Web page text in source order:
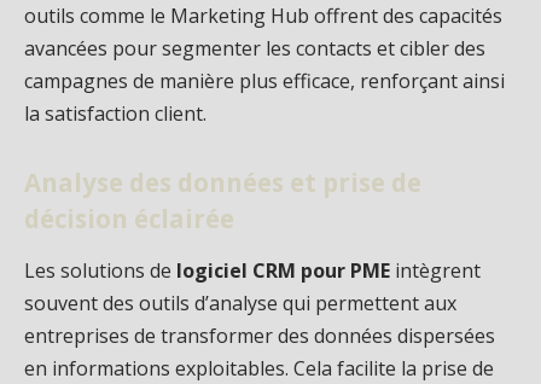
outils comme le Marketing Hub offrent des capacités
avancées pour segmenter les contacts et cibler des
campagnes de manière plus efficace, renforçant ainsi
la satisfaction client.
Analyse des données et prise de
décision éclairée
Les solutions de logiciel CRM pour PME intègrent
souvent des outils d’analyse qui permettent aux
entreprises de transformer des données dispersées
en informations exploitables. Cela facilite la prise de